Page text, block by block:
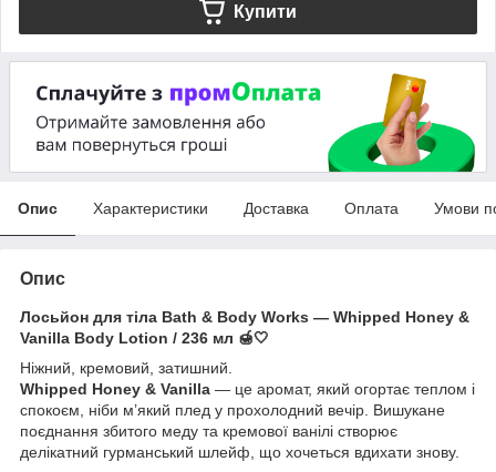
Купити
Опис Характеристики Доставка Оплата Умови
Опис
Лосьйон для тіла Bath & Body Works — Whipped Honey &
Vanilla Body Lotion / 236 мл 🍯🤍
Ніжний, кремовий, затишний.
Whipped Honey & Vanilla — це аромат, який огортає теплом і
спокоєм, ніби м’який плед у прохолодний вечір. Вишукане
поєднання збитого меду та кремової ванілі створює
делікатний гурманський шлейф, що хочеться вдихати знову.